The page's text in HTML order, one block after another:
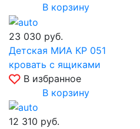
В корзину
23 030 руб.
Детская МИА КР 051
кровать с ящиками
В избранное
В корзину
12 310 руб.